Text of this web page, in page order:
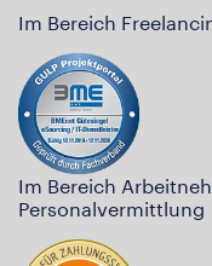
Im Bereich
Im Bereich
Personalvermittlung